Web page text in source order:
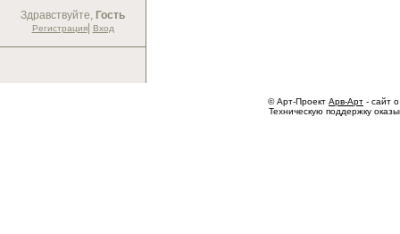
Здравствуйте, Гость
Регистрация| Вход
© Арт-Проект Арв-Арт - сайт
Техническую поддержку